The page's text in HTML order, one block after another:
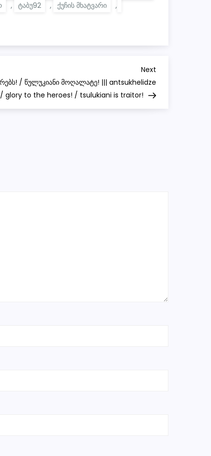
, ტაბუ92 , ქუჩის მხატვარი
,
Next
/ წულუკიანი მოღალატე! ||| antsukhelidze
glory to the heroes! / tsulukiani is traitor!